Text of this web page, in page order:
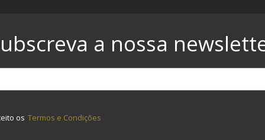
a nossa
os Termos e Condições